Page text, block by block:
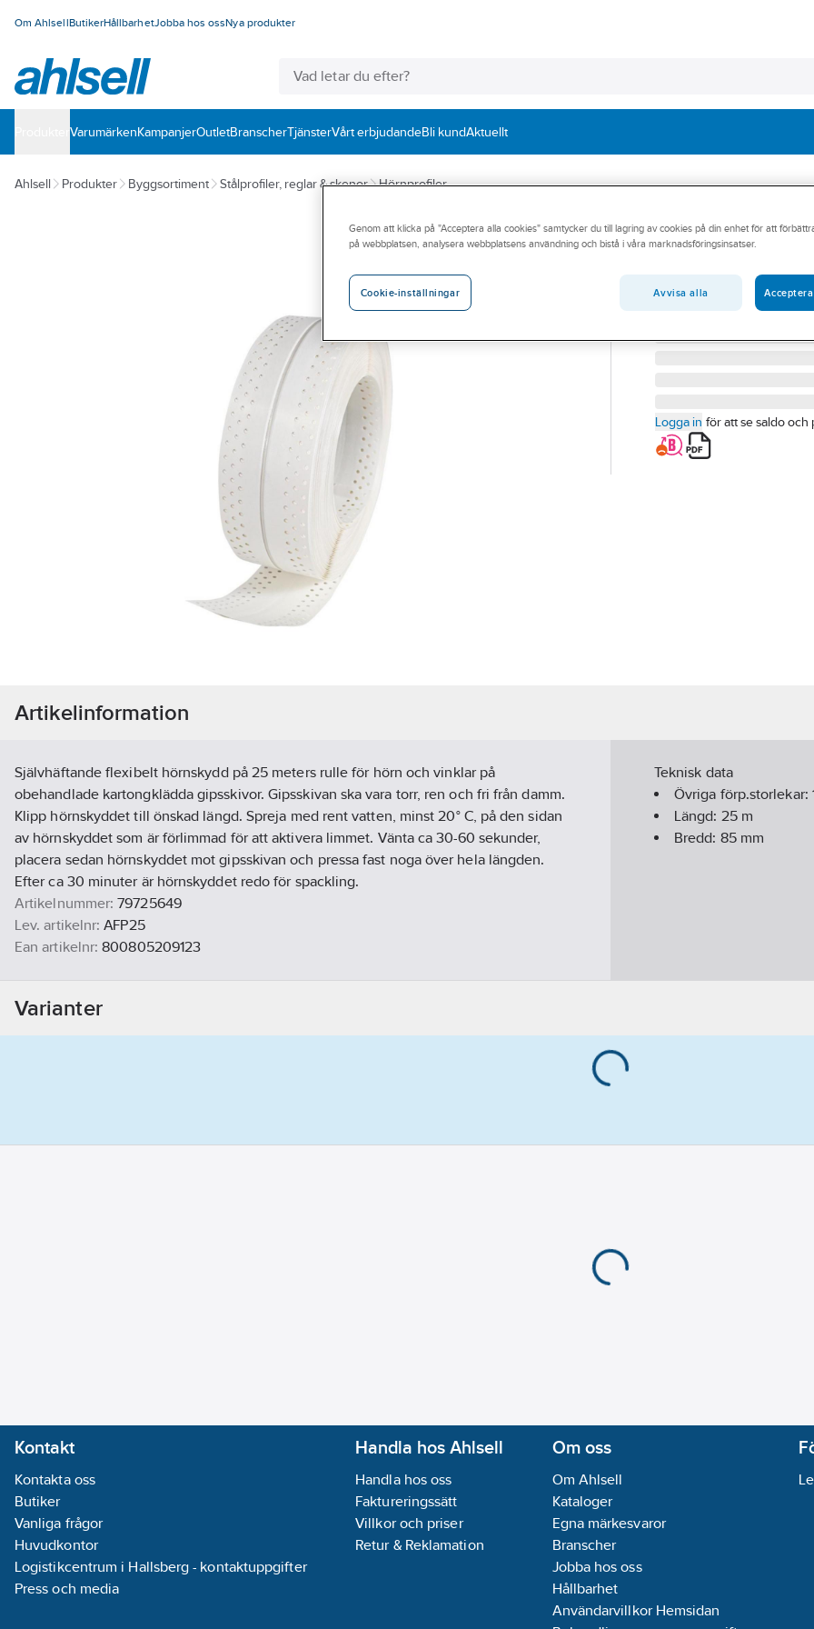
Om AhlsellButikerHållbarhetJobba hos ossNya produkter
VarumärkenKampanjerOutletBranscherTjänsterVårt erbjudandeBli kundAktuellt
Ahlsell Produkter Byggsortiment Stålprofiler, reglar & skenor Hörnprofiler
Hörnskydd
HÖRNSKYDD
79725649
Lev. artikelnr:
AFP25
Logga in för att se saldo och
Artikelinformation
Självhäftande flexibelt hörnskydd på 25 meters rulle för hörn och vinklar på
obehandlade kartongklädda gipsskivor. Gipsskivan ska vara torr, ren och fri från damm.
Klipp hörnskyddet till önskad längd. Spreja med rent vatten, minst 20° C, på den sidan
av hörnskyddet som är förlimmad för att aktivera limmet. Vänta ca 30-60 sekunder,
placera sedan hörnskyddet mot gipsskivan och pressa fast noga över hela längden.
Efter ca 30 minuter är hörnskyddet redo för spackling.
Artikelnummer: 79725649
Lev. artikelnr: AFP25
Ean artikelnr: 800805209123
Teknisk data
Övriga förp.storlekar:
Längd: 25m
Bredd: 85mm
Varianter
Kontakt
Kontakta oss
Butiker
Vanliga frågor
Huvudkontor
Logistikcentrum i Hallsberg - kontaktuppgifter
Press och media
Handla hos Ahlsell
Handla hos oss
Faktureringssätt
Villkor och priser
Retur & Reklamation
Om oss
Om Ahlsell
Kataloger
Egna märkesvaror
Branscher
Jobba hos oss
Hållbarhet
Användarvillkor Hemsidan
Genom att klicka på "Acceptera alla cookies" samtycker du till lagring av cookies på din enhet för att
på webbplatsen, analysera webbplatsens användning och bistå i våra marknadsföringsinsatser.
Cookie-inställningar Avvisa alla